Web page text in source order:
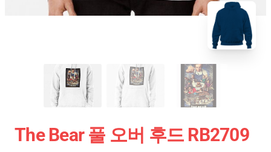
The Bear 풀 오버 후드 RB2709